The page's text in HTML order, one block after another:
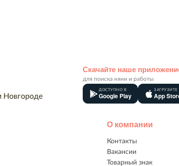
Новгороде
Скачайте наше
для поиска няни и работы
ДОСТУПНО В
Google Play
ЗАГРУЗИТЕ
App
О компании
Контакты
Вакансии
Товарный знак